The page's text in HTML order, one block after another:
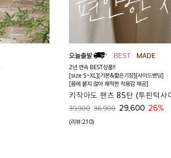
2년 연속 BEST상품!!
[size S~XL][기본&짧은기장][사이드밴딩]
[몸에 붙지 않아 쾌적한 착용감 제공]
키작아도 팬츠 85탄 (투핀턱사
39,900 36,900 29,600 26%
(리뷰:210)